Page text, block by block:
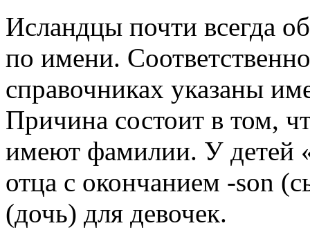
Исландцы почти всегда
по имени.
справочниках указаны
Причина состоит в том,
имеют фамилии. У детей
отца с окончанием -son
(дочь) для девочек.